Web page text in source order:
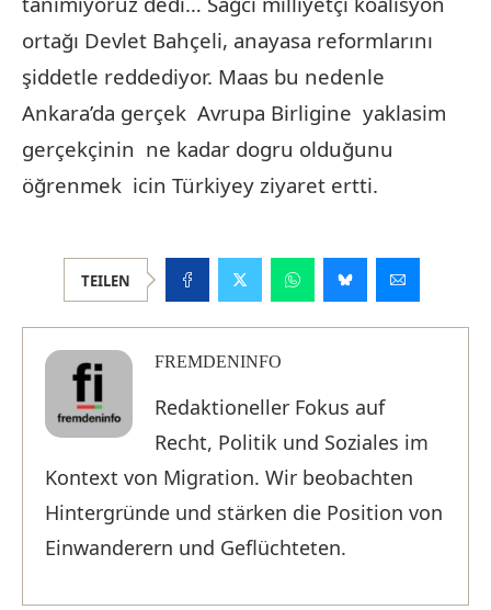
ortağı Devlet Bahçeli, anayasa reformlarını
şiddetle reddediyor. Maas bu nedenle
Ankara’da gerçek Avrupa Birligine yaklasim
gerçekçinin ne kadar dogru olduğunu
öğrenmek icin Türkiyey ziyaret ertti.
TEILEN
FREMDENINFO
Redaktioneller Fokus auf
Recht, Politik und Soziales im
Kontext von Migration. Wir beobachten
Hintergründe und stärken die Position von
Einwanderern und Geflüchteten.